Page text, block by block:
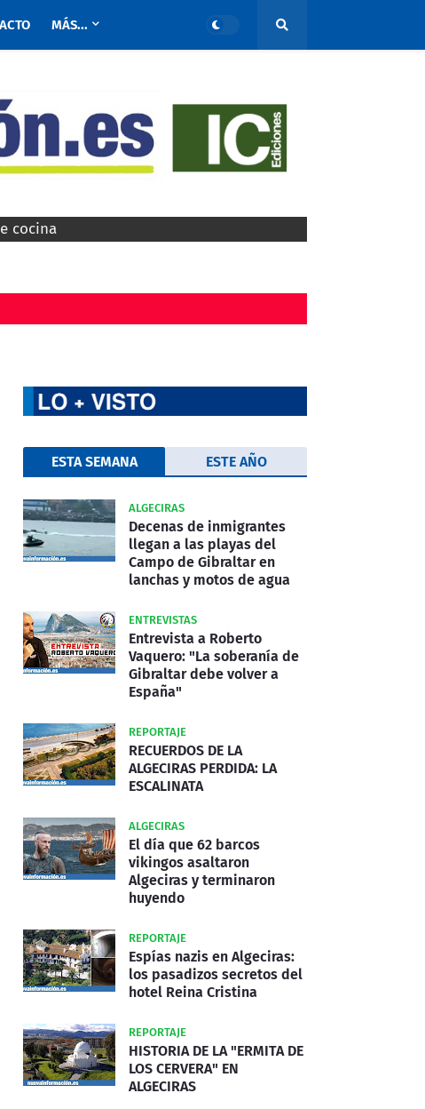
MÁS...
cocina
ESTA SEMANA ESTE AÑO
ALGECIRAS
Decenas de inmigrantes
llegan a las playas del
Campo de Gibraltar en
lanchas y motos de agua
ENTREVISTAS
Entrevista a Roberto
Vaquero: "La soberanía de
Gibraltar debe volver a
España"
REPORTAJE
RECUERDOS DE LA
ALGECIRAS PERDIDA: LA
ESCALINATA
ALGECIRAS
El día que 62 barcos
vikingos asaltaron
Algeciras y terminaron
huyendo
REPORTAJE
Espías nazis en Algeciras:
los pasadizos secretos del
hotel Reina Cristina
REPORTAJE
HISTORIA DE LA "ERMITA DE
LOS CERVERA" EN
ALGECIRAS